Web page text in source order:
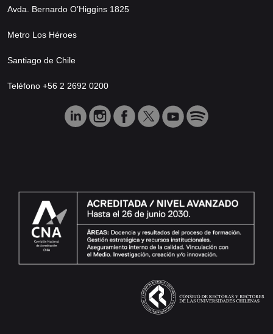
Avda. Bernardo O’Higgins 1825
Metro Los Héroes
Santiago de Chile
Teléfono +56 2 2692 0200